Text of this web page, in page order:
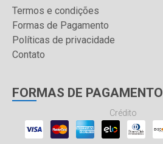
Termos e condições
Formas de Pagamento
Políticas de privacidade
Contato
FORMAS DE PAGAMENTO
Crédito